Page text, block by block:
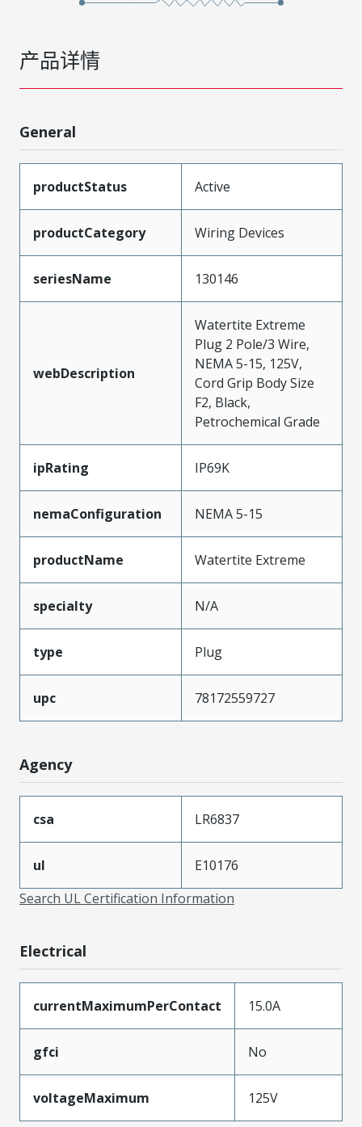
产品详情
General
productStatus Active
productCategory Wiring Devices
seriesName 130146
webDescription
Watertite Extreme
Plug 2 Pole/3 Wire,
NEMA 5-15, 125V,
Cord Grip Body Size
F2, Black,
Petrochemical Grade
ipRating IP69K
nemaConfiguration NEMA 5-15
productName Watertite Extreme
specialty N/A
type Plug
upc 78172559727
Agency
csa LR6837
ul
E10176
Search UL Certification Information
Electrical
currentMaximumPerContact 15.0A
gfci No
voltageMaximum 125V